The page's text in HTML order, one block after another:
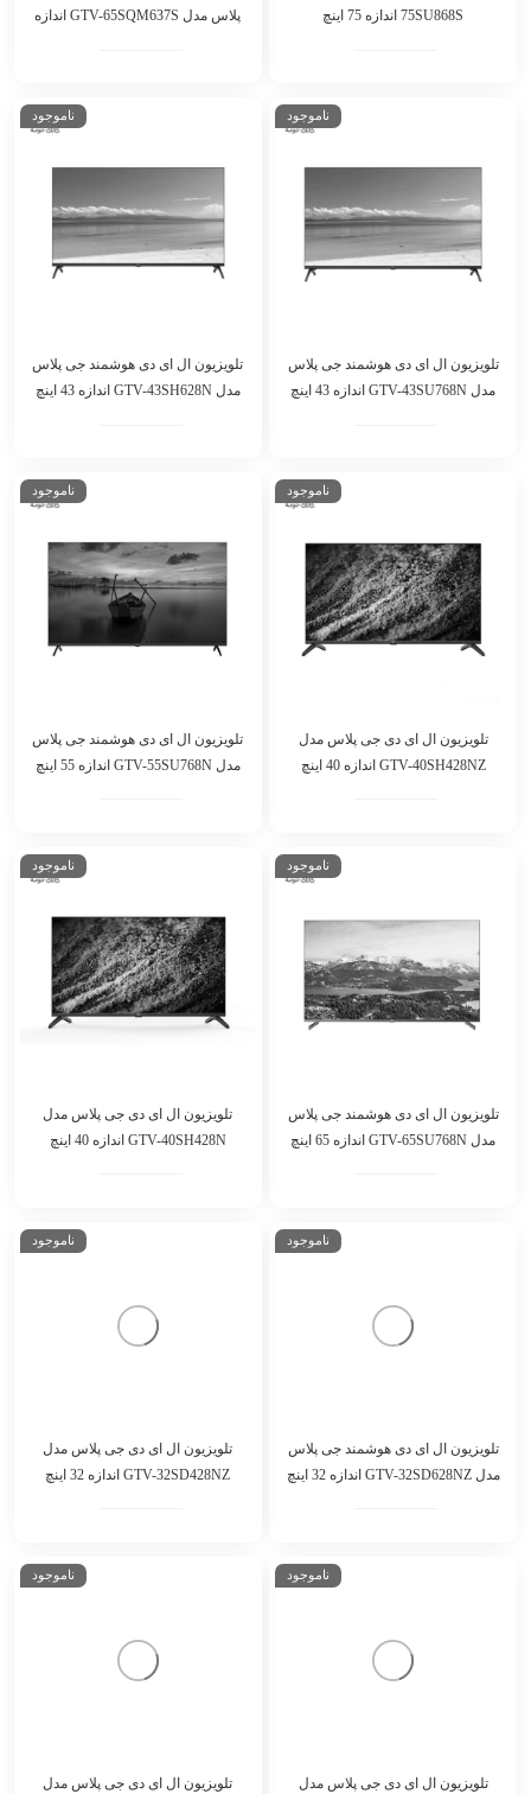
75SU868S اندازه 75 اینچ
پلاس مدل GTV-65SQM637S اندازه
ناموجود
تلویزیون ال ای دی هوشمند جی پلاس
مدل GTV-43SU768N اندازه 43 اینچ
ناموجود
تلویزیون ال ای دی هوشمند جی پلاس
مدل GTV-43SH628N اندازه 43 اینچ
ناموجود
تلویزیون ال ای دی جی پلاس مدل
GTV-40SH428NZ اندازه 40 اینچ
ناموجود
تلویزیون ال ای دی هوشمند جی پلاس
مدل GTV-55SU768N اندازه 55 اینچ
ناموجود
تلویزیون ال ای دی هوشمند جی پلاس
مدل GTV-65SU768N اندازه 65 اینچ
ناموجود
تلویزیون ال ای دی جی پلاس مدل
GTV-40SH428N اندازه 40 اینچ
ناموجود
تلویزیون ال ای دی هوشمند جی پلاس
ناموجود
تلویزیون ال ای دی جی پلاس مدل